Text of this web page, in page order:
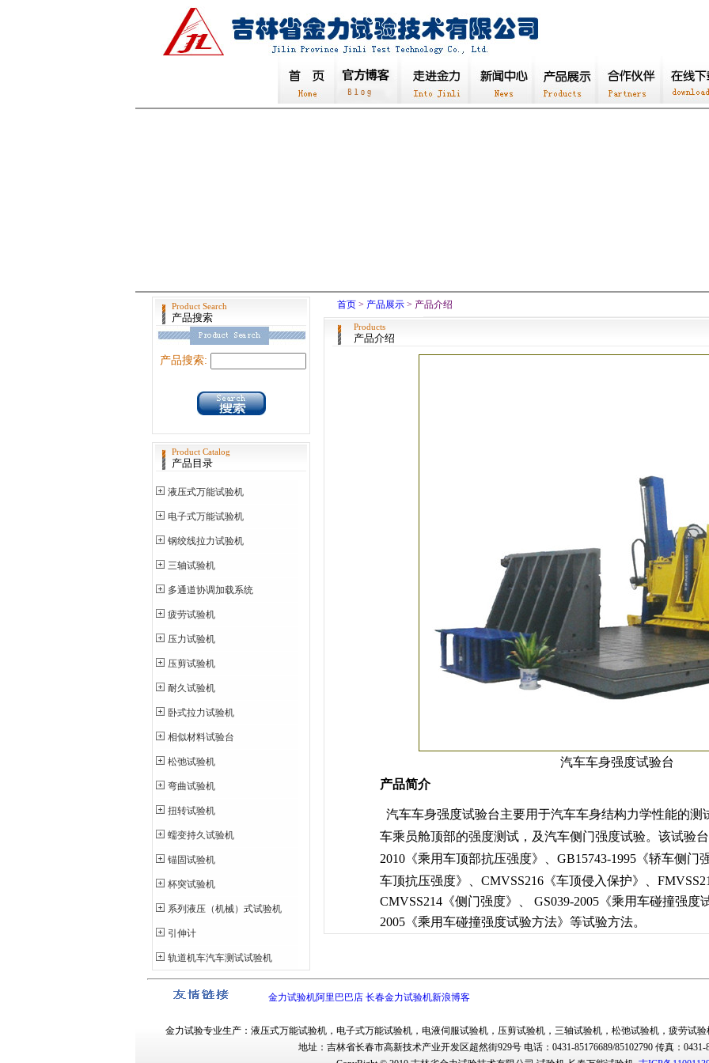
Product Search
产品搜索
产品搜索:
Product Catalog
产品目录
液压式万能试验机
电子式万能试验机
钢绞线拉力试验机
三轴试验机
多通道协调加载系统
疲劳试验机
压力试验机
压剪试验机
耐久试验机
卧式拉力试验机
相似材料试验台
松弛试验机
弯曲试验机
扭转试验机
蠕变持久试验机
锚固试验机
杯突试验机
系列液压（机械）式试验机
引伸计
轨道机车汽车测试试验机
首页 > 产品展示 > 产品介绍
Products
产品介绍
汽车车身强度试验台
产品简介
汽车车身强度试验台主要用于汽车车身结构力学性能的测
车乘员舱顶部的强度测试，及汽车侧门强度试验。该试验
2010 《乘用车顶部抗压强度》、 GB15743-1995 《轿车侧门
车顶抗压强度》
CMVSS216 《车顶侵入保护》、
CMVSS214 《侧门强度》、 GS039-2005 《乘用车碰撞强度
2005 《乘用车碰撞强度试验方法》 等试验方法。
金力试验机阿里巴巴店 长春金力试验机新浪博客
金力试验专业生产： 液压式万能试验机， 电子式万能试验机， 电液伺服试验机， 压剪试验机， 三轴试验机， 松弛试验机， 疲劳试验
地址：吉林省长春市高新技术产业开发区超然街929号 电话：0431-85176689/85102790 传真：